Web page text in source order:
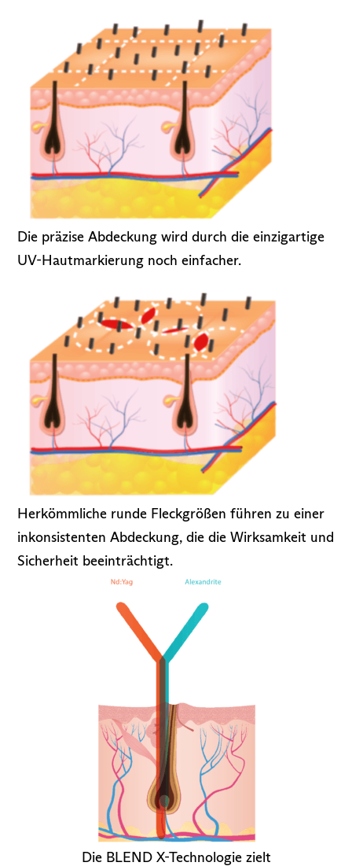
Die präzise Abdeckung wird durch die einzigartige
UV-Hautmarkierung noch einfacher.
Herkömmliche runde Fleckgrößen führen zu einer
inkonsistenten Abdeckung, die die Wirksamkeit und
Sicherheit beeinträchtigt.
Die BLEND X-Technologie zielt